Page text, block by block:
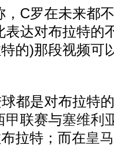
C罗在未来都不
表达对布拉特的
的)那段视频可
是对布拉特的
甲联赛与塞维利
拉特；而在皇马